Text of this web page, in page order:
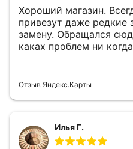
Хороший магазин.
привезут даже редкие
замену. Обращался
каках проблем ни
Отзыв Яндекс.Карты
Илья Г.